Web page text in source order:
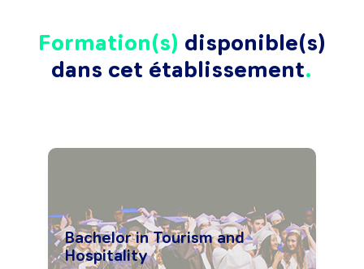
Formation(s) disponible(s)
dans cet établissement
Bachelor in Tourism and
Hospitality